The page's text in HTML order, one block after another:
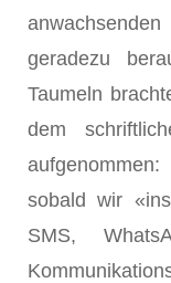
geradezu
Taumeln
dem
sobald wir
SMS,